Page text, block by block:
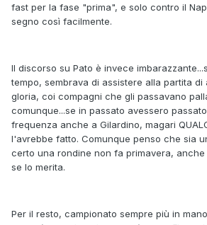
fast per la fase "prima", e solo contro il
segno così facilmente.
Il discorso su Pato è invece
tempo, sembrava di assistere alla partita
gloria, coi compagni che gli passavano
comunque...se in passato avessero
frequenza anche a Gilardino, magari
l'avrebbe fatto. Comunque penso che sia
certo una rondine non fa primavera,
se lo merita.
Per il resto, campionato sempre più in